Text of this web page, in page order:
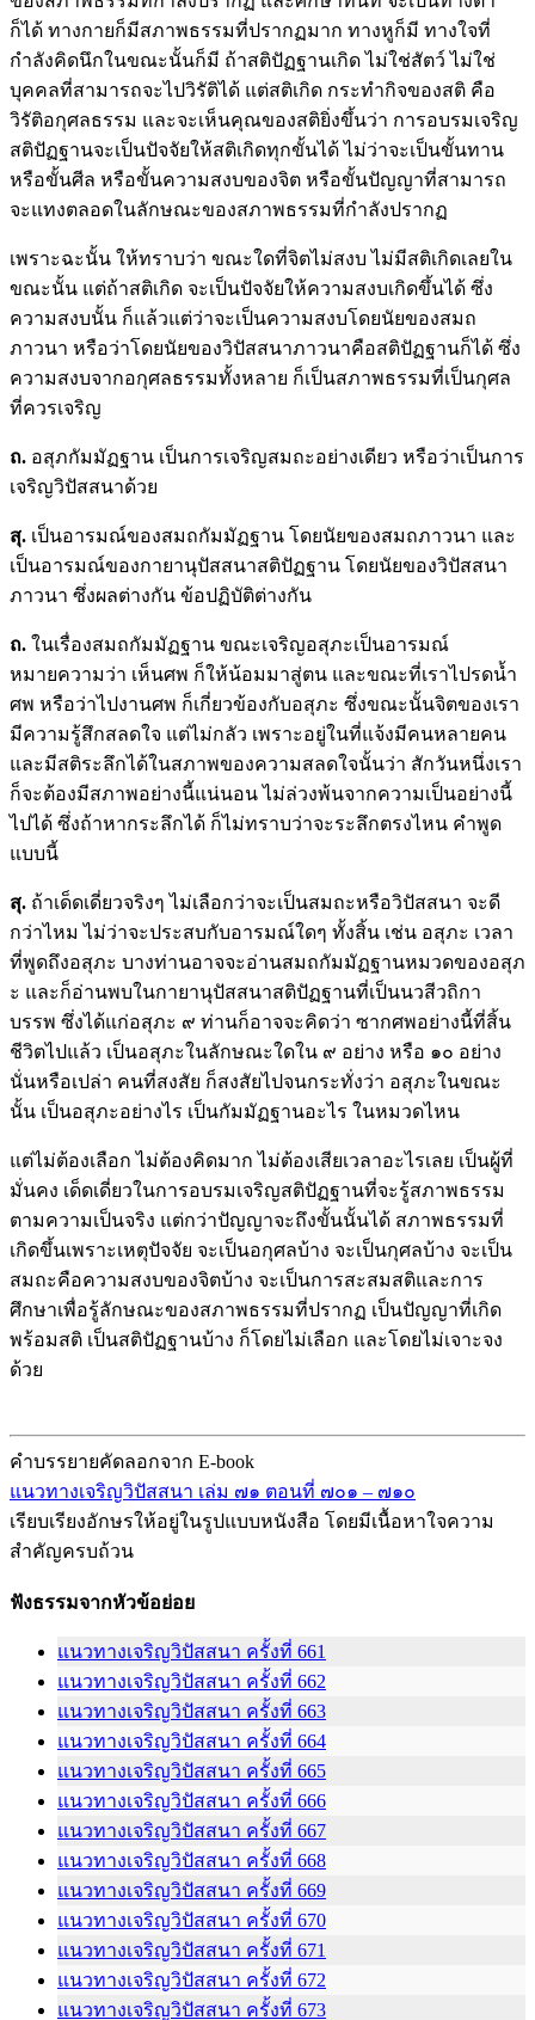
ก็ได้ ทางกายก็มีสภาพธรรมที่ปรากฏมาก ทางหูก็มี ทางใจที่
กำลังคิดนึกในขณะนั้นก็มี ถ้าสติปัฏฐานเกิด ไม่ใช่สัตว์ ไม่ใช่
บุคคลที่สามารถจะไปวิรัติได้ แต่สติเกิด กระทำกิจของสติ คือ
วิรัติอกุศลธรรม และจะเห็นคุณของสติยิ่งขึ้นว่า การอบรมเจริญ
สติปัฏฐานจะเป็นปัจจัยให้สติเกิดทุกขั้นได้ ไม่ว่าจะเป็นขั้นทาน
หรือขั้นศีล หรือขั้นความสงบของจิต หรือขั้นปัญญาที่สามารถ
จะแทงตลอดในลักษณะของสภาพธรรมที่กำลังปรากฏ
เพราะฉะนั้น ให้ทราบว่า ขณะใดที่จิตไม่สงบ ไม่มีสติเกิดเลยใน
ขณะนั้น แต่ถ้าสติเกิด จะเป็นปัจจัยให้ความสงบเกิดขึ้นได้ ซึ่ง
ความสงบนั้น ก็แล้วแต่ว่าจะเป็นความสงบโดยนัยของสมถ
ภาวนา หรือว่าโดยนัยของวิปัสสนาภาวนาคือสติปัฏฐานก็ได้ ซึ่ง
ความสงบจากอกุศลธรรมทั้งหลาย ก็เป็นสภาพธรรมที่เป็นกุศล
ที่ควรเจริญ
ถ. อสุภกัมมัฏฐาน เป็นการเจริญสมถะอย่างเดียว หรือว่าเป็นการ
เจริญวิปัสสนาด้วย
สุ. เป็นอารมณ์ของสมถกัมมัฏฐาน โดยนัยของสมถภาวนา และ
เป็นอารมณ์ของกายานุปัสสนาสติปัฏฐาน โดยนัยของวิปัสสนา
ภาวนา ซึ่งผลต่างกัน ข้อปฏิบัติต่างกัน
ถ. ในเรื่องสมถกัมมัฏฐาน ขณะเจริญอสุภะเป็นอารมณ์
หมายความว่า เห็นศพ ก็ให้น้อมมาสู่ตน และขณะที่เราไปรดน้ำ
ศพ หรือว่าไปงานศพ ก็เกี่ยวข้องกับอสุภะ ซึ่งขณะนั้นจิตของเรา
มีความรู้สึกสลดใจ แต่ไม่กลัว เพราะอยู่ในที่แจ้งมีคนหลายคน
และมีสติระลึกได้ในสภาพของความสลดใจนั้นว่า สักวันหนึ่งเรา
ก็จะต้องมีสภาพอย่างนี้แน่นอน ไม่ล่วงพ้นจากความเป็นอย่างนี้
ไปได้ ซึ่งถ้าหากระลึกได้ ก็ไม่ทราบว่าจะระลึกตรงไหน คำพูด
แบบนี้
สุ. ถ้าเด็ดเดี่ยวจริงๆ ไม่เลือกว่าจะเป็นสมถะหรือวิปัสสนา จะดี
กว่าไหม ไม่ว่าจะประสบกับอารมณ์ใดๆ ทั้งสิ้น เช่น อสุภะ เวลา
ที่พูดถึงอสุภะ บางท่านอาจจะอ่านสมถกัมมัฏฐานหมวดของอสุภ
ะ และก็อ่านพบในกายานุปัสสนาสติปัฏฐานที่เป็นนวสีวถิกา
บรรพ ซึ่งได้แก่อสุภะ ๙ ท่านก็อาจจะคิดว่า ซากศพอย่างนี้ที่สิ้น
ชีวิตไปแล้ว เป็นอสุภะในลักษณะใดใน ๙ อย่าง หรือ ๑๐ อย่าง
นั่นหรือเปล่า คนที่สงสัย ก็สงสัยไปจนกระทั่งว่า อสุภะในขณะ
นั้น เป็นอสุภะอย่างไร เป็นกัมมัฏฐานอะไร ในหมวดไหน
แต่ไม่ต้องเลือก ไม่ต้องคิดมาก ไม่ต้องเสียเวลาอะไรเลย เป็นผู้ที่
มั่นคง เด็ดเดี่ยวในการอบรมเจริญสติปัฏฐานที่จะรู้สภาพธรรม
ตามความเป็นจริง แต่กว่าปัญญาจะถึงขั้นนั้นได้ สภาพธรรมที่
เกิดขึ้นเพราะเหตุปัจจัย จะเป็นอกุศลบ้าง จะเป็นกุศลบ้าง จะเป็น
สมถะคือความสงบของจิตบ้าง จะเป็นการสะสมสติและการ
ศึกษาเพื่อรู้ลักษณะของสภาพธรรมที่ปรากฏ เป็นปัญญาที่เกิด
พร้อมสติ เป็นสติปัฏฐานบ้าง ก็โดยไม่เลือก และโดยไม่เจาะจง
ด้วย
คำบรรยายคัดลอกจาก E-book
แนวทางเจริญวิปัสสนา เล่ม ๗๑ ตอนที่ ๗๐๑ – ๗๑๐
เรียบเรียงอักษรให้อยู่ในรูปแบบหนังสือ โดยมีเนื้อหาใจความ
สำคัญครบถ้วน
ฟังธรรมจากหัวข้อย่อย
แนวทางเจริญวิปัสสนา ครั้งที่ 661
แนวทางเจริญวิปัสสนา ครั้งที่ 662
แนวทางเจริญวิปัสสนา ครั้งที่ 663
แนวทางเจริญวิปัสสนา ครั้งที่ 664
แนวทางเจริญวิปัสสนา ครั้งที่ 665
แนวทางเจริญวิปัสสนา ครั้งที่ 666
แนวทางเจริญวิปัสสนา ครั้งที่ 667
แนวทางเจริญวิปัสสนา ครั้งที่ 668
แนวทางเจริญวิปัสสนา ครั้งที่ 669
แนวทางเจริญวิปัสสนา ครั้งที่ 670
แนวทางเจริญวิปัสสนา ครั้งที่ 671
แนวทางเจริญวิปัสสนา ครั้งที่ 672
แนวทางเจริญวิปัสสนา ครั้งที่ 673